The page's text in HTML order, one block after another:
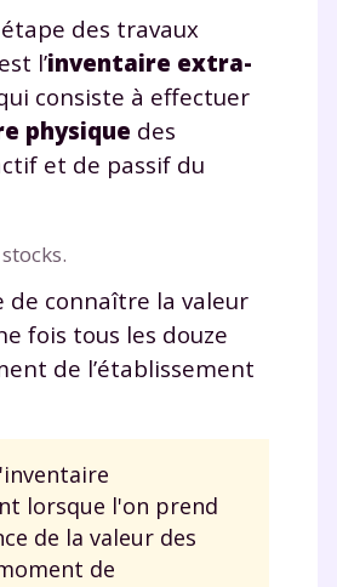
des travaux
l’inventaire extra-
consiste à effectuer
physique des
et de passif du
de connaître la valeur
fois tous les douze
de l’établissement
lorsque l'on prend
de la valeur des
de
progresser
votre
scolaire ?